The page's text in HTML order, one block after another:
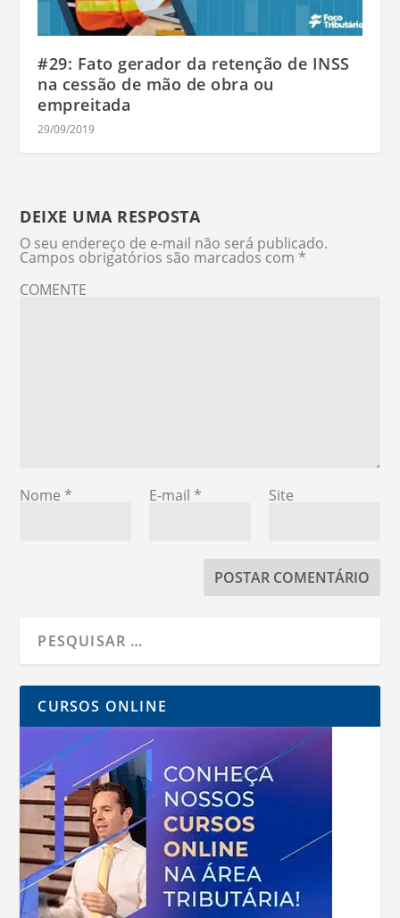
#29: Fato gerador da retenção de INSS
na cessão de mão de obra ou
empreitada
29/09/2019
DEIXE UMA RESPOSTA
O seu endereço de e-mail não será publicado.
Campos obrigatórios são marcados com *
COMENTE
Nome * E-mail * Site
CURSOS ONLINE